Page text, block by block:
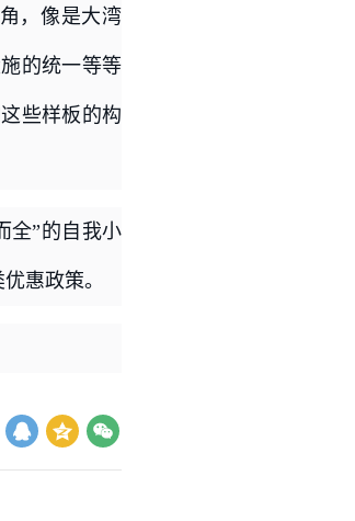
，像是大湾
的统一等等
些样板的构
全”的自我小
惠政策。